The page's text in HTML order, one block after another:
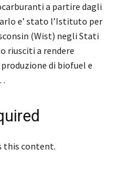
a partire dagli
e’ stato l’Istituto per
(Wist) negli Stati
riusciti a rendere
di biofuel e
this content.